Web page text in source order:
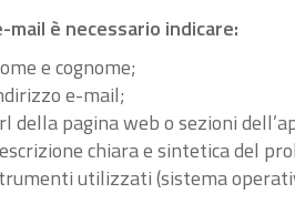
mail è necessario indicare:
e cognome;
e-mail;
della pagina web o sezioni
chiara e sintetica del
utilizzati (sistema